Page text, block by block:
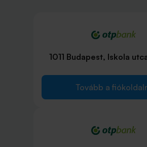
1011 Budapest, Iskola
Tovább a